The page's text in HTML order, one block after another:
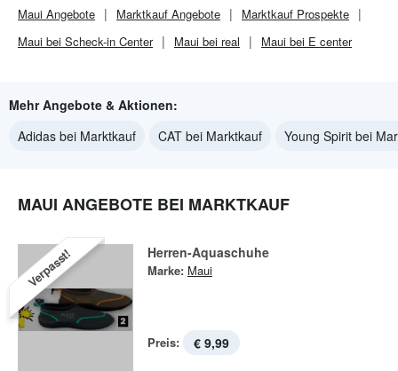
Maui Angebote Marktkauf Angebote Marktkauf Prospekte
Maui bei Scheck-in Center
Maui bei real Maui bei E center
Mehr Angebote & Aktionen:
Adidas bei Marktkauf
CAT bei Marktkauf Young Spirit bei
MAUI ANGEBOTE BEI MARKTKAUF
Verpasst! Herren-Aquaschuhe
Marke: Maui
Preis: € 9,99